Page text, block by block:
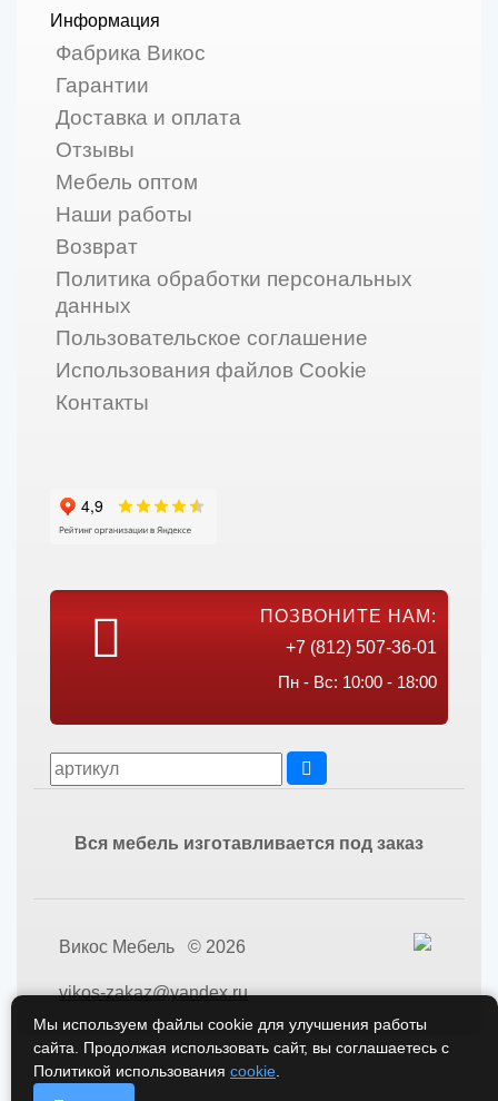
Информация
Фабрика Викос
Гарантии
Доставка и оплата
Отзывы
Мебель оптом
Наши работы
Возврат
Политика обработки персональных
данных
Пользовательское соглашение
Использования файлов Cookie
Контакты
ПОЗВОНИТЕ НАМ:
+7 (812) 507-36-01
Пн - Вс: 10:00 - 18:00
Вся мебель изготавливается под заказ
Викос Мебель © 2026
vikos-zakaz@yandex.ru
Мы используем файлы cookie для улучшения работы
сайта. Продолжая использовать сайт, вы соглашаетесь с
Политикой использования cookie